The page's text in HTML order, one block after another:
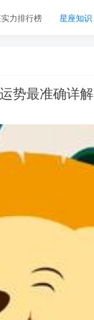
力排行榜 星座知识
势最准确详解